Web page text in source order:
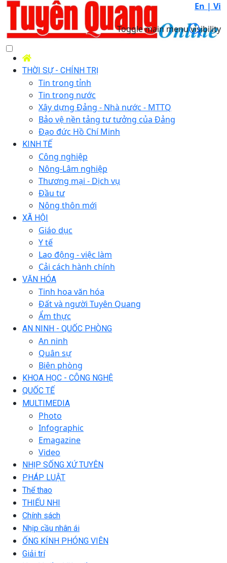
En | Vi
Toggle main menu visibility
THỜI SỰ - CHÍNH TRỊ
Tin trong tỉnh
Tin trong nước
Xây dựng Đảng - Nhà nước - MTTQ
Bảo vệ nền tảng tư tưởng của Đảng
Đạo đức Hồ Chí Minh
KINH TẾ
Công nghiệp
Nông-Lâm nghiệp
Thương mại - Dịch vụ
Đầu tư
Nông thôn mới
XÃ HỘI
Giáo dục
Y tế
Lao động - việc làm
Cải cách hành chính
VĂN HÓA
Tinh hoa văn hóa
Đất và người Tuyên Quang
Ẩm thực
AN NINH - QUỐC PHÒNG
An ninh
Quân sự
Biên phòng
KHOA HỌC - CÔNG NGHỆ
QUỐC TẾ
MULTIMEDIA
Photo
Infographic
Emagazine
Video
NHỊP SỐNG XỨ TUYÊN
PHÁP LUẬT
Thể thao
THIẾU NHI
Chính sách
Nhịp cầu nhân ái
ỐNG KÍNH PHÓNG VIÊN
Giải trí